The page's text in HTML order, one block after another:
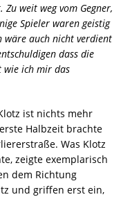
Zu weit weg vom Gegner,
Spieler waren geistig
wäre auch nicht verdient
dass die
wie ich mir das
ist nichts mehr
Halbzeit brachte
Was Klotz
zeigte exemplarisch
dem Richtung
und griffen erst ein,